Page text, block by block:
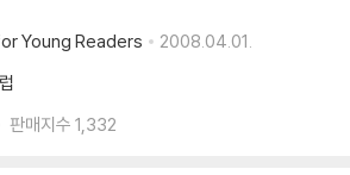
Young Readers
2008.04.01.
판매지수 1,332